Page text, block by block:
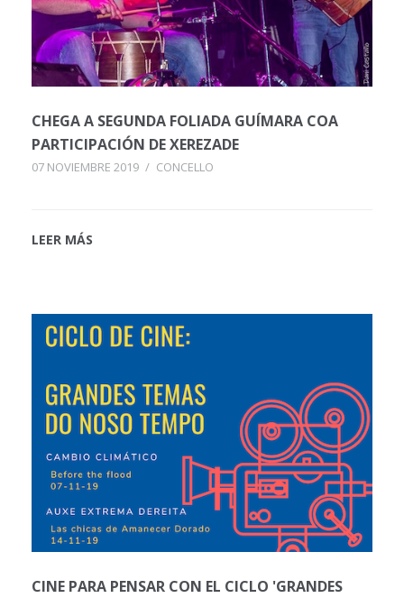
CHEGA A SEGUNDA FOLIADA GUÍMARA COA
PARTICIPACIÓN DE XEREZADE
07 NOVIEMBRE 2019 / CONCELLO
LEER MÁS
CINE PARA PENSAR CON EL CICLO 'GRANDES